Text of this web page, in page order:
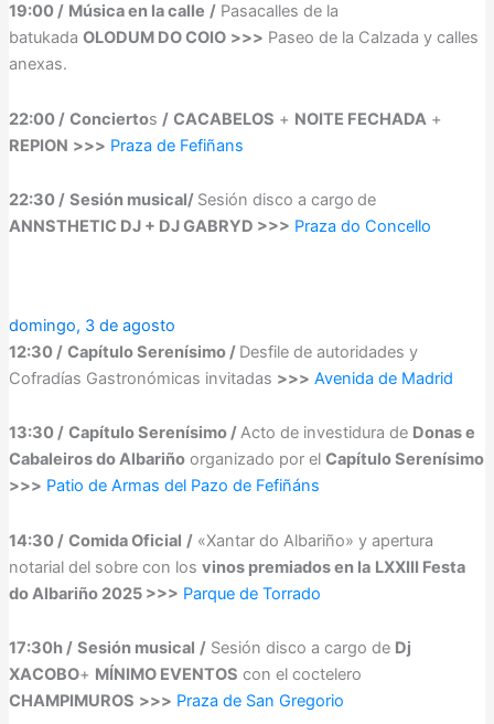
19:00 / Música en la calle /Pasacalles de la
batukada OLODUM DO COIO >>> Paseo de la Calzada y calles
anexas.
22:00 / Conciertos / CACABELOS + NOITE FECHADA+
REPION >>> Praza de Fefiñans
22:30 / Sesión musical/ Sesión disco a cargo de
ANNSTHETIC DJ + DJ GABRYD >>> Praza do Concello
domingo, 3 de agosto
12:30 / Capítulo Serenísimo / Desfile de autoridades y
Cofradías Gastronómicas invitadas >>> Avenida de Madrid
13:30 / Capítulo Serenísimo /Acto de investidura de Donas e
Cabaleiros do Albariñoorganizado por el Capítulo Serenísimo
>>> Patio de Armas del Pazo de Fefiñáns
14:30 / Comida Oficial /«Xantar do Albariño» y apertura
notarial del sobre con los vinos premiados en la LXXIII Festa
do Albariño 2025 >>> Parque de Torrado
17:30h / Sesión musical /Sesión disco a cargo de Dj
XACOBO+ MÍNIMO EVENTOS con el coctelero
CHAMPIMUROS >>> Praza de San Gregorio